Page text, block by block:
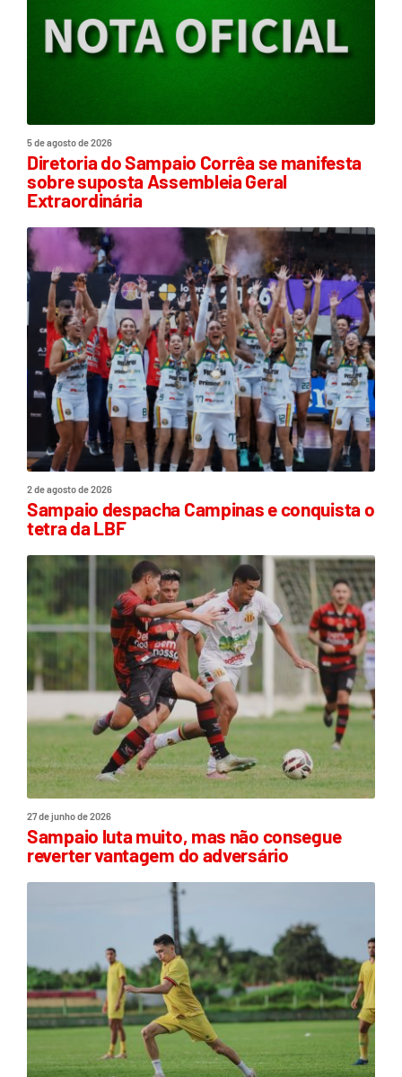
5 de agosto de 2026
Diretoria do Sampaio Corrêa se manifesta
sobre suposta Assembleia Geral
Extraordinária
2 de agosto de 2026
Sampaio despacha Campinas e conquista o
tetra da LBF
27 de junho de 2026
Sampaio luta muito, mas não consegue
reverter vantagem do adversário